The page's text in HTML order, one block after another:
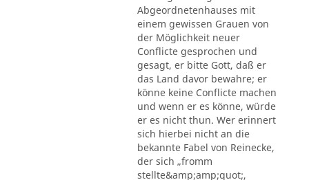
Abgeordnetenhauses mit
einem gewissen Grauen von
der Möglichkeit neuer
Conflicte gesprochen und
gesagt, er bitte Gott, daß er
das Land davor bewahre; er
könne keine Conflicte machen
und wenn er es könne, würde
er es nicht thun. Wer erinnert
sich hierbei nicht an die
bekannte Fabel von Reinecke,
der sich „fromm
stellte&amp;amp;quot;,